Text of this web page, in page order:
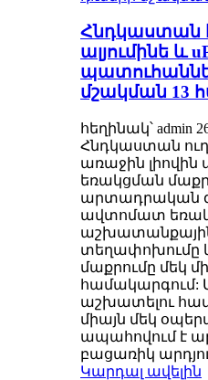
Հնդկաստան
ալյումինե և
մշակման 13
հեղինակ՝ admin
Հնդկաստան
առաջին
եռակցման
արտադրական
ավտոմատ
տեղափոխումը
մաքրումը մեկ
համակարգում:
աշխատելու
միայն մեկ
ապահովում է
բացառիկ
Կարդալ ավելին